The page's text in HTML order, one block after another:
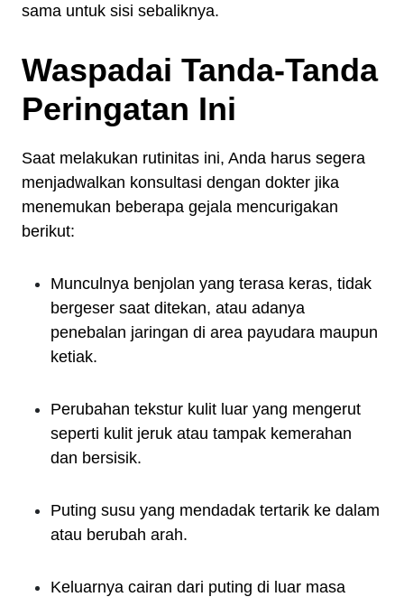
sama untuk sisi sebaliknya.
Waspadai Tanda-Tanda
Peringatan Ini
Saat melakukan rutinitas ini, Anda harus segera
menjadwalkan konsultasi dengan dokter jika
menemukan beberapa gejala mencurigakan
berikut:
Munculnya benjolan yang terasa keras, tidak
bergeser saat ditekan, atau adanya
penebalan jaringan di area payudara maupun
ketiak.
Perubahan tekstur kulit luar yang mengerut
seperti kulit jeruk atau tampak kemerahan
dan bersisik.
Puting susu yang mendadak tertarik ke dalam
atau berubah arah.
Keluarnya cairan dari puting di luar masa